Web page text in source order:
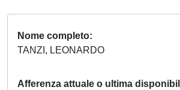
Nome completo
TANZI, LEONARDO
Afferenza attuale o ultima